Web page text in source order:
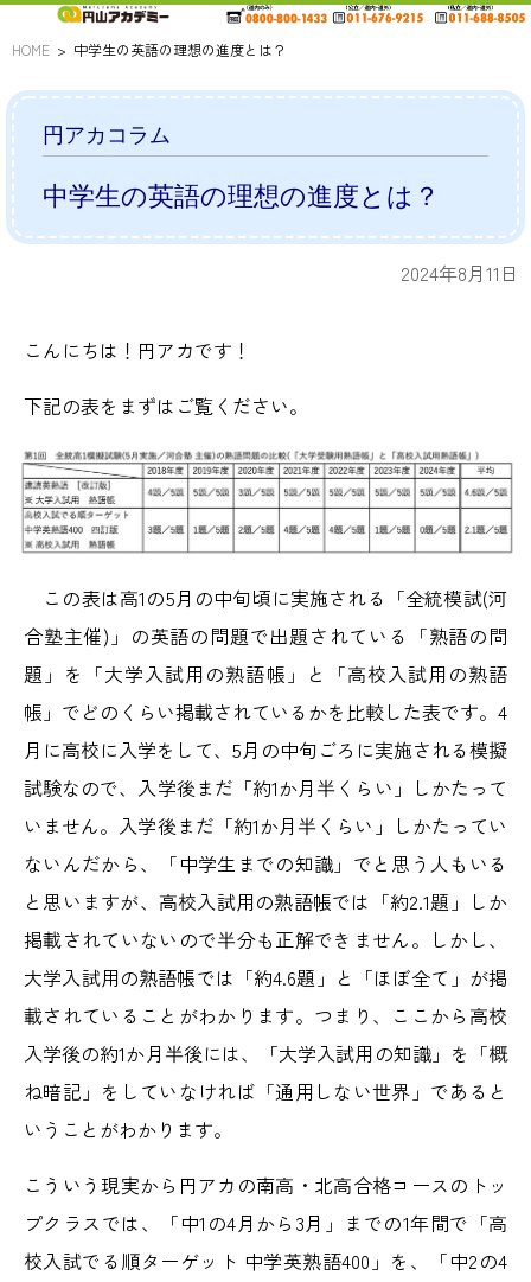
HOME 中学生の英語の理想の進度とは？
円アカコラム
中学生の英語の理想の進度とは？
2024年8月11日
こんにちは！円アカです！
下記の表をまずはご覧ください。
この表は高1の5月の中旬頃に実施される「全統模試(河
合塾主催)」の英語の問題で出題されている「熟語の問
題」を「大学入試用の熟語帳」と「高校入試用の熟語
帳」でどのくらい掲載されているかを比較した表です。4
月に高校に入学をして、5月の中旬ごろに実施される模擬
試験なので、入学後まだ「約1か月半くらい」しかたって
いません。入学後まだ「約1か月半くらい」しかたってい
ないんだから、「中学生までの知識」でと思う人もいる
と思いますが、高校入試用の熟語帳では「約2.1題」しか
掲載されていないので半分も正解できません。しかし、
大学入試用の熟語帳では「約4.6題」と「ほぼ全て」が掲
載されていることがわかります。つまり、ここから高校
入学後の約1か月半後には、「大学入試用の知識」を「概
ね暗記」をしていなければ「通用しない世界」であると
いうことがわかります。
こういう現実から円アカの南高・北高合格コースのトッ
プクラスでは、「中1の4月から3月」までの1年間で「高
校入試でる順ターゲット 中学英熟語400」を、「中2の4